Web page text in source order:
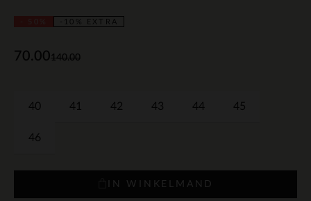
-10% EXTRA
140.00
70.00
40 41 42 43 44 45
46
IN WINKELMAND